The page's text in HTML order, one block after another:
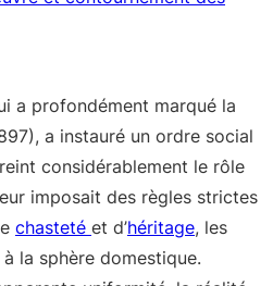
a profondément marqué la
a instauré un ordre social
considérablement le rôle
imposait des règles strictes
chasteté et d’héritage, les
la sphère domestique.